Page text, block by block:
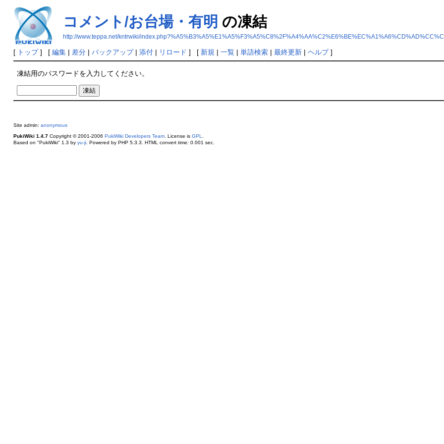
コメント/お台場・有明 の凍結
http://www.teppa.net/kntrwiki/
[ トップ] [ 編集| 差分| バックアップ| 添付| リロード ] [ 新規 | 一覧| 単語検索| 最終更新| ヘルプ]
凍結用のパスワードを入力してください。
Site admin: anonymous
PukiWiki 1.4.7Copyright © 2001-2006 PukiWiki Developers Team. License is GPL.
Based on "PukiWiki" 1.3 by yu-ji. Powered by PHP 5.3.3. HTML convert time: 0.001 sec.